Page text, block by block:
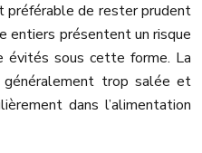
de rester prudent
entiers présentent un risque
évités sous cette forme. La
trop salée et
dans l’alimentation